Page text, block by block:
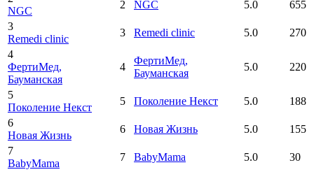
NGC
2 NGC 5.0
655
3
Remedi clinic
3 Remedi clinic 5.0
270
4
ФертиМед,
Бауманская
4
ФертиМед,
Бауманская
5.0 220
5
Поколение Некст
5 Поколение Некст 5.0
188
6
Новая Жизнь
6 Новая Жизнь 5.0
155
7
BabyMama
7 BabyMama 5.0
30